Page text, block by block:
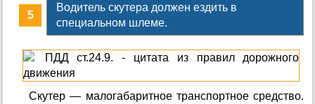
Водитель скутера должен ездить в
специальном шлеме.
Скутер — малогабаритное транспортное средство.